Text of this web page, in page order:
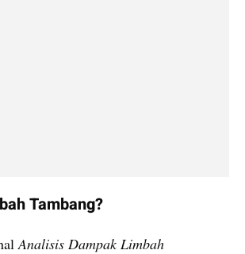
Tambang?
Analisis Dampak Limbah